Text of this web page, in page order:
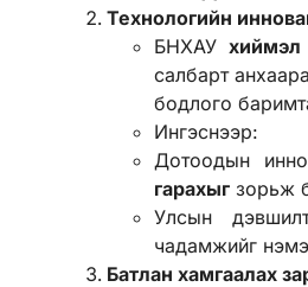
Технологийн
БНХАУ
салбарт
бодлого
Дотоодын
гарахыг зорьж
Улсын
чадамжийг
Батлан хамгаалах